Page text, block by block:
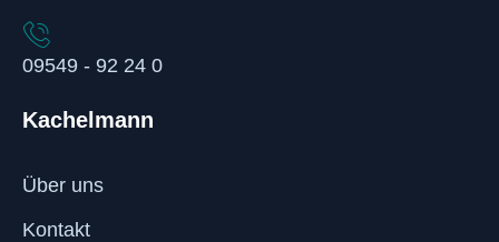
09549 - 92 24 0
Kachelmann
Über uns
Kontakt